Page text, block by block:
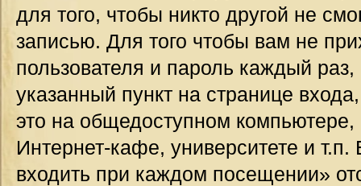
для того, чтобы никто другой не
записью. Для того чтобы вам не
пользователя и пароль каждый
указанный пункт на странице
это на общедоступном
Интернет-кафе, университете и т.п.
входить при каждом посещении»